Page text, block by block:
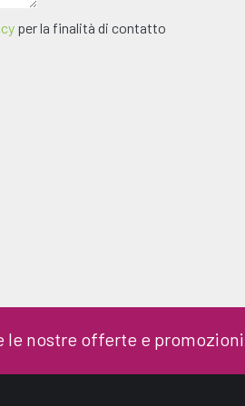
per la finalità di contatto
le nostre offerte e promozioni